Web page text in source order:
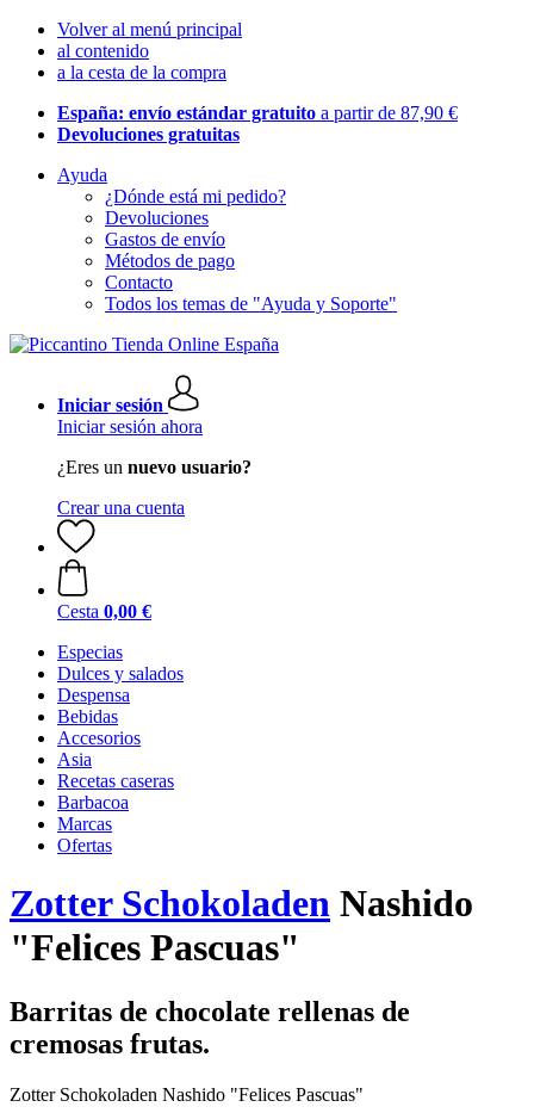
Volver al menú principal
al contenido
a la cesta de la compra
España: envío estándar gratuito a partir de 87,90 €
Devoluciones gratuitas
Ayuda
¿Dónde está mi pedido?
Devoluciones
Gastos de envío
Métodos de pago
Contacto
Todos los temas de "Ayuda y Soporte"
Iniciar sesión
Iniciar sesión ahora
¿Eres un nuevo usuario?
Crear una cuenta
Cesta 0,00 €
Especias
Dulces y salados
Despensa
Bebidas
Accesorios
Asia
Recetas caseras
Barbacoa
Marcas
Ofertas
Zotter Schokoladen Nashido
"Felices Pascuas"
Barritas de chocolate rellenas de
cremosas frutas.
Zotter Schokoladen Nashido "Felices Pascuas"